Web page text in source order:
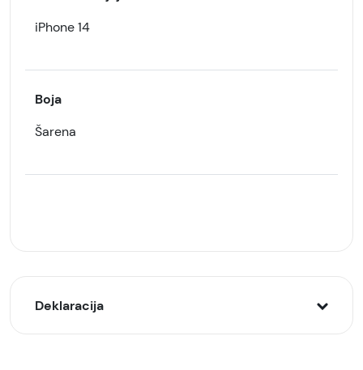
iPhone 14
Boja
Šarena
Deklaracija